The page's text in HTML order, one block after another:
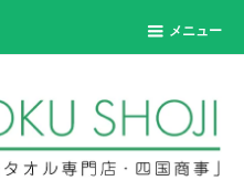
メニュー